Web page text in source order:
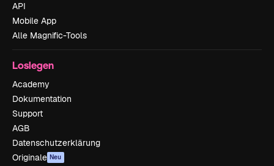
API
Mobile App
Alle Magnific-Tools
Loslegen
Academy
Dokumentation
Support
AGB
Datenschutzerklärung
Originale Neu